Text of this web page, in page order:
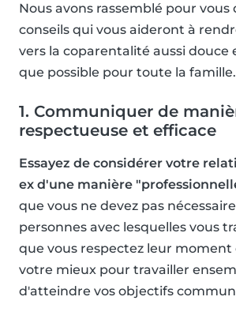
Nous avons rassemblé pour vous
conseils qui vous aideront à
vers la coparentalité aussi douce
que possible pour toute la famille.
1. Communiquer de
respectueuse et efficace
Essayez de considérer votre
ex d'une manière
que vous ne devez pas
personnes avec lesquelles vous
que vous respectez leur moment
votre mieux pour travailler
d'atteindre vos objectifs